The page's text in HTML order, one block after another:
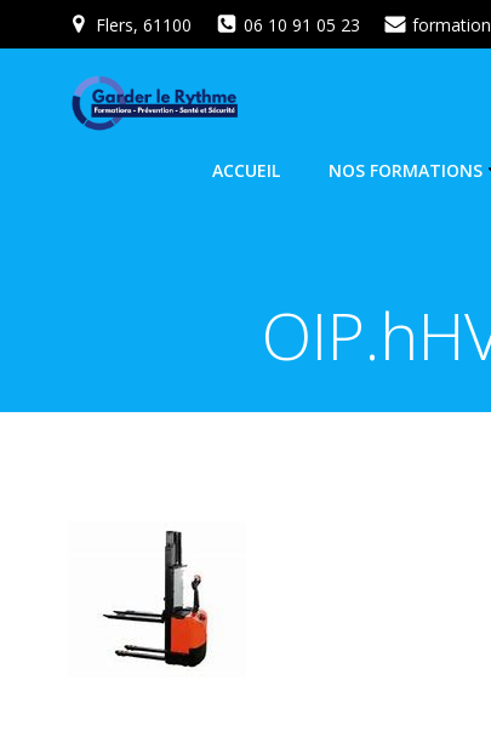
Flers, 61100 06 10 91 05 23
ACCUEIL NOS FORMATIONS